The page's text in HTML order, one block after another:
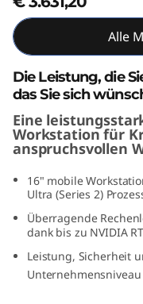
e
Alle
Die Leistung, die
das Sie sich
Eine
Workstation für
anspruchsvollen
16" mobile
Ultra (Series 2)
Überragende
dank bis zu NVIDIA
Leistung, Sicherheit